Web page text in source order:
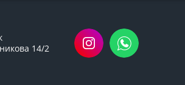
14/2